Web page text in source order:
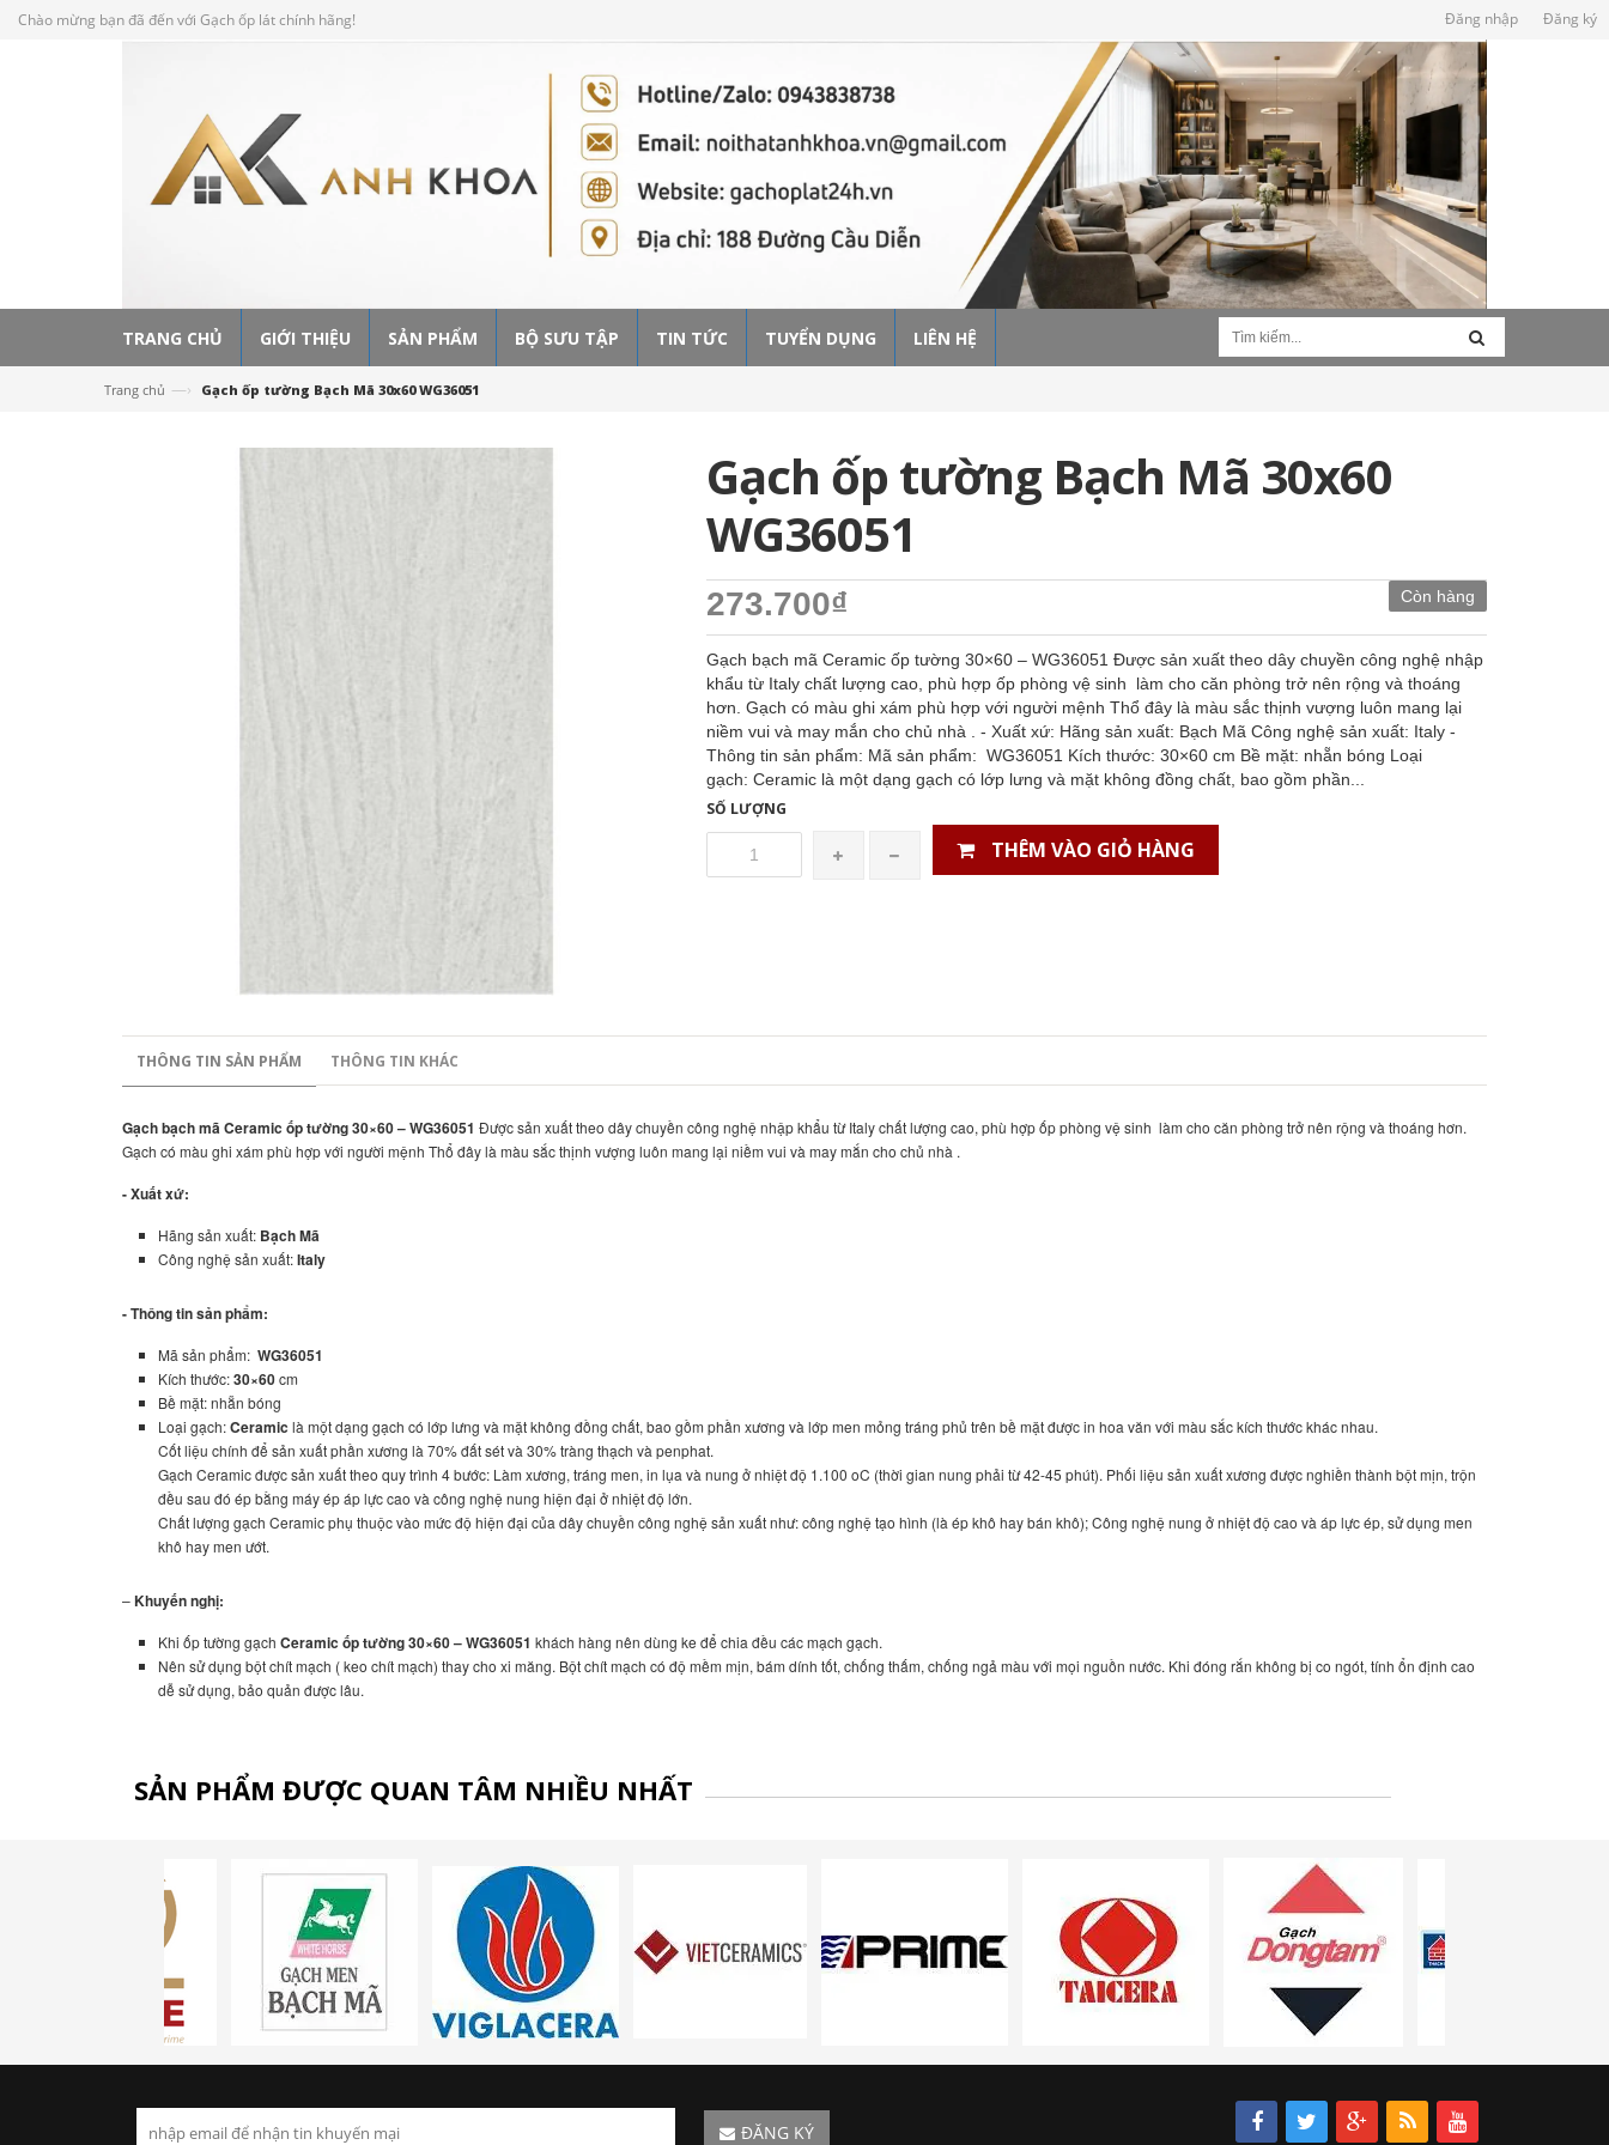
Chào mừng bạn đã đến với Gạch ốp lát chính hãng! Đăng nhập Đăng ký
TRANG CHỦ GIỚI THIỆU SẢN PHẨM BỘ SƯU TẬP TIN TỨC TUYỂN DỤNG LIÊN HỆ
Trang chủ —› Gạch ốp tường Bạch Mã 30x60 WG36051
Gạch ốp tường Bạch Mã 30x60
WG36051
Còn hàng
273.700₫
Gạch bạch mã Ceramic ốp tường 30×60 – WG36051 Được sản xuất theo dây chuyền công nghệ nhập
khẩu từ Italy chất lượng cao, phù hợp ốp phòng vệ sinh làm cho căn phòng trở nên rộng và thoáng
hơn. Gạch có màu ghi xám phù hợp với người mệnh Thổ đây là màu sắc thịnh vượng luôn mang lại
niềm vui và may mắn cho chủ nhà . - Xuất xứ: Hãng sản xuất: Bạch Mã Công nghệ sản xuất: Italy -
Thông tin sản phẩm: Mã sản phẩm: WG36051 Kích thước: 30×60 cm Bề mặt: nhẵn bóng Loại
gạch: Ceramic là một dạng gạch có lớp lưng và mặt không đồng chất, bao gồm phần...
SỐ LƯỢNG
THÊM VÀO GIỎ HÀNG
THÔNG TIN SẢN PHẨM THÔNG TIN KHÁC
Gạch bạch mã Ceramic ốp tường 30×60 – WG36051 Được sản xuất theo dây chuyền công nghệ nhập khẩu từ Italy chất lượng cao, phù hợp ốp phòng vệ sinh làm cho căn phòng trở nên rộng và thoáng hơn.
Gạch có màu ghi xám phù hợp với người mệnh Thổ đây là màu sắc thịnh vượng luôn mang lại niềm vui và may mắn cho chủ nhà .
- Xuất xứ:
Hãng sản xuất: Bạch Mã
Công nghệ sản xuất:Italy
- Thông tin sản phẩm:
Mã sản phẩm: WG36051
Kích thước:30×60cm
Bề mặt: nhẵn bóng
Loại gạch:Ceramic là một dạng gạch có lớp lưng và mặt không đồng chất, bao gồm phần xương và lớp men mỏng tráng phủ trên bề mặt được in hoa văn với màu sắc kích thước khác nhau.
Cốt liệu chính để sản xuất phần xương là 70% đất sét và 30% tràng thạch và penphat.
Gạch Ceramic được sản xuất theo quy trình 4 bước: Làm xương, tráng men, in lụa và nung ở nhiệt độ 1.100 oC (thời gian nung phải từ 42-45 phút). Phối liệu sản xuất xương được nghiền thành bột mịn, trộn
đều sau đó ép bằng máy ép áp lực cao và công nghệ nung hiện đại ở nhiệt độ lớn.
Chất lượng gạch Ceramic phụ thuộc vào mức độ hiện đại của dây chuyền công nghệ sản xuất như: công nghệ tạo hình (là ép khô hay bán khô); Công nghệ nung ở nhiệt độ cao và áp lực ép, sử dụng men
khô hay men ướt.
–Khuyến nghị:
Khi ốp tường gạch Ceramic ốp tường 30×60 – WG36051 khách hàng nên dùng ke để chia đều các mạch gạch.
Nên sử dụng bột chít mạch ( keo chít mạch) thay cho xi măng. Bột chít mạch có độ mềm mịn, bám dính tốt, chống thấm, chống ngả màu với mọi nguồn nước. Khi đóng rắn không bị co ngót, tính ổn định cao
dễ sử dụng, bảo quản được lâu.
SẢN PHẨM ĐƯỢC QUAN TÂM NHIỀU NHẤT
ĐĂNG KÝ